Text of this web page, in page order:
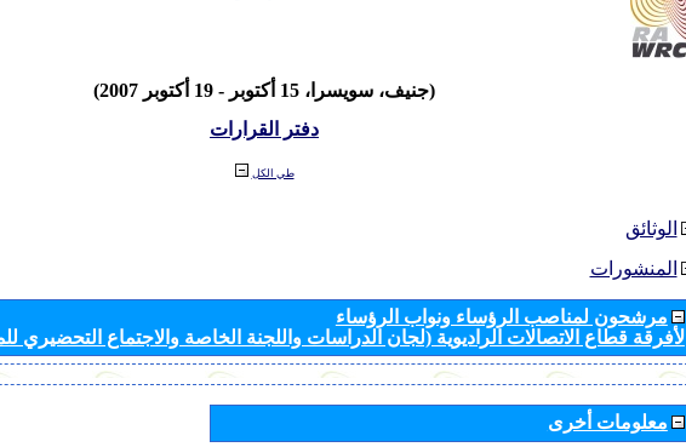
(جنيف، سويسرا، 15 أكتوبر - 19 أكتوبر 2007)
دفتر القرارات
طي الكل
الوثائق
المنشورات
مرشحون لمناصب الرؤساء ونواب الرؤساء
لأفرقة قطاع الاتصالات الراديوية (لجان الدراسات واللجنة الخاصة والاجتماع التحضيري
معلومات أخرى